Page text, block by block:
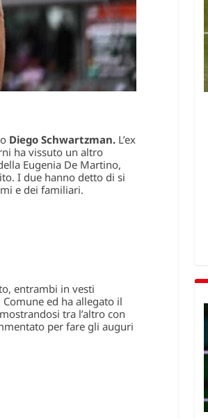
Diego Schwartzman.L’ex
ha vissuto un altro
Eugenia De Martino,
I due hanno detto di si
e dei familiari.
entrambi in vesti
ed ha allegato il
tra l’altro con
per fare gli auguri